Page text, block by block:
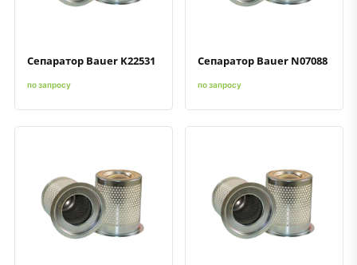
Сепаратор Bauer K22531
по запросу
Сепаратор Bauer N07088
по запросу
Быстрый просмотрДобавить к сравнению
Добавить в избранное Быстрый просмотрДобавить к сравнению
Добавить в избранное